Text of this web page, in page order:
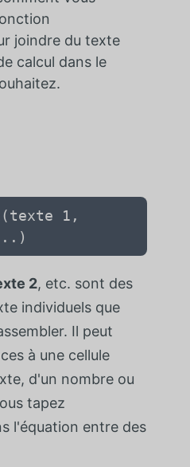
joindre du texte
calcul dans le
1,
2, etc. sont des
individuels que
Il peut
à une cellule
d'un nombre ou
tapez
l'équation entre des